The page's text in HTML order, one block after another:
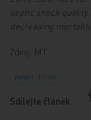
septic shock
decreasing
Zdroj: MT
IMPORT: TITULY
Sdílejte článek